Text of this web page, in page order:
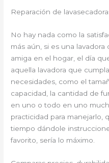
Reparación de
No hay nada como la
más aún, si es una
amiga en el hogar, el día
aquella lavadora que
necesidades, como el
capacidad, la cantidad de
en uno o todo en uno
practicidad para manejarlo,
tiempo dándole
favorito, sería lo máximo.